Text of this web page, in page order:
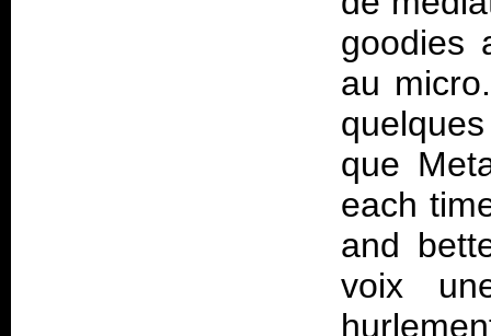
goodies
au
que
each
and
voix